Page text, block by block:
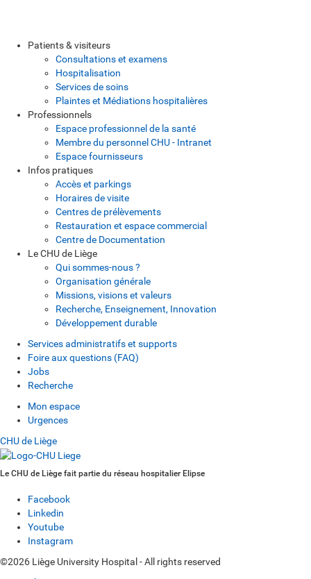
Patients & visiteurs
Consultations et examens
Hospitalisation
Services de soins
Plaintes et Médiations hospitalières
Professionnels
Espace professionnel de la santé
Membre du personnel CHU - Intranet
Espace fournisseurs
Infos pratiques
Accès et parkings
Horaires de visite
Centres de prélèvements
Restauration et espace commercial
Centre de Documentation
Le CHU de Liège
Qui sommes-nous ?
Organisation générale
Missions, visions et valeurs
Recherche, Enseignement, Innovation
Développement durable
Services administratifs et supports
Foire aux questions (FAQ)
Jobs
Recherche
Mon espace
Urgences
CHU de Liège
Le CHU de Liège fait partie du réseau hospitalier Elipse
Facebook
Linkedin
Youtube
Instagram
©2026 Liège University Hospital - All rights reserved